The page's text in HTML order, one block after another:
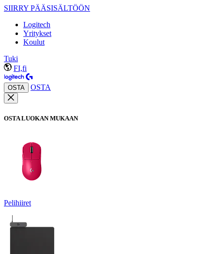
SIIRRY PÄÄSISÄLTÖÖN
Logitech
Yritykset
Koulut
Tuki
FI,fi
OSTA OSTA
OSTA LUOKAN MUKAAN
Pelihiiret